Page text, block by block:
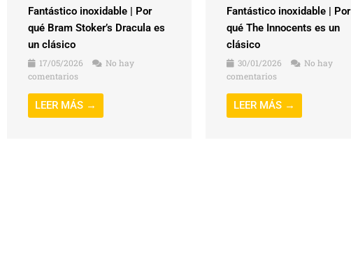
Fantástico inoxidable | Por
qué Bram Stoker’s Dracula es
un clásico
17/05/2026
No hay
comentarios
LEER MÁS →
Fantástico inoxidable | Por
qué The Innocents es un
clásico
30/01/2026
No hay
comentarios
LEER MÁS →